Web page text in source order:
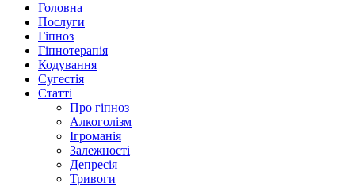
Головна
Послуги
Гіпноз
Гіпнотерапія
Кодування
Сугестія
Статті
Про гіпноз
Алкоголізм
Ігроманія
Залежності
Депресія
Тривоги